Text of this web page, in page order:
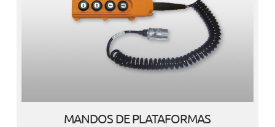
MANDOS DE PLATAFORMAS